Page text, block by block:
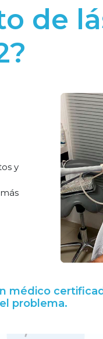
de
y
médico
problema.